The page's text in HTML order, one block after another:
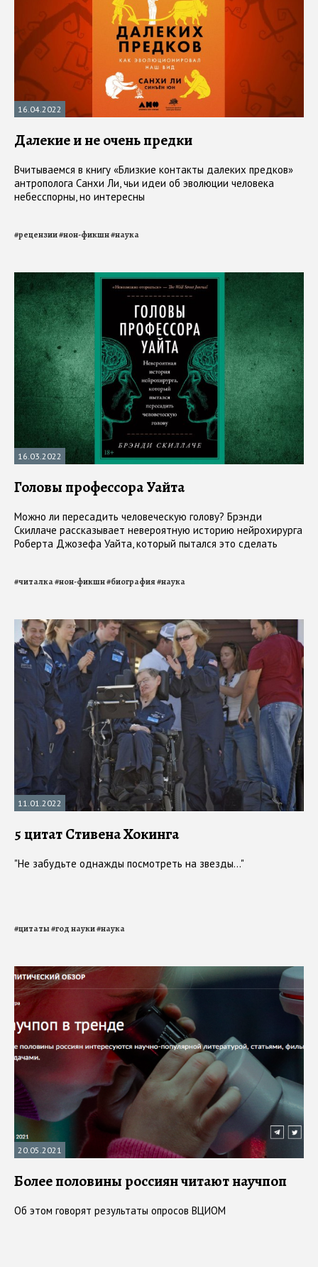
16.04.2022
Далекие и не очень предки
Вчитываемся в книгу «Близкие контакты далеких предков»
антрополога Санхи Ли, чьи идеи об эволюции человека
небесспорны, но интересны
#рецензии#нон-фикшн#наука
16.03.2022
Головы профессора Уайта
Можно ли пересадить человеческую голову? Брэнди
Скиллаче рассказывает невероятную историю нейрохирурга
Роберта Джозефа Уайта, который пытался это сделать
#читалка#нон-фикшн#биография#наука
11.01.2022
5 цитат Стивена Хокинга
"Не забудьте однажды посмотреть на звезды..."
#цитаты#год науки#наука
20.05.2021
Более половины россиян читают научпоп
Об этом говорят результаты опросов ВЦИОМ